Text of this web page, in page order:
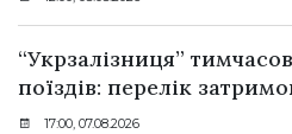
“Укрзалізниця”
поїздів: перелік
17:00, 07.08.2026